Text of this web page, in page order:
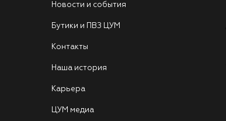
Новости и события
Бутики и ПВЗ ЦУМ
Контакты
Наша история
Карьера
ЦУМ медиа